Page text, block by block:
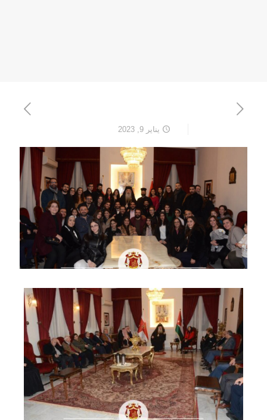
يناير 9, 2023